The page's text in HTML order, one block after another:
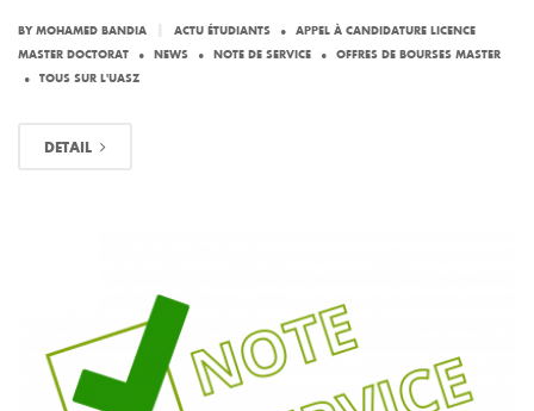
BY MOHAMED BANDIA ACTU ÉTUDIANTS .
APPEL À CANDIDATURE LICENCE
MASTER DOCTORAT
. NEWS . NOTE DE SERVICE . OFFRES DE BOURSES MASTER
. TOUS SUR L'UASZ
DETAIL